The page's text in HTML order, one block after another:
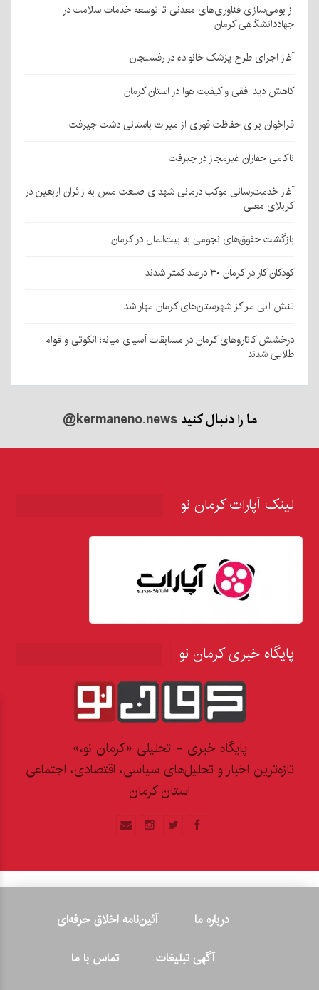
از بومی‌سازی فناوری‌های معدنی تا توسعه خدمات سلامت در
جهاددانشگاهی کرمان
آغاز اجرای طرح پزشک خانواده در رفسنجان
کاهش دید افقی و کیفیت هوا در استان کرمان
فراخوان برای حفاظت فوری از میراث باستانی دشت جیرفت
ناکامی حفاران غیرمجاز در جیرفت
آغاز خدمت‌رسانی موکب درمانی شهدای صنعت مس به زائران اربعین در
کربلای معلی
بازگشت حقوق‌های نجومی به بیت‌المال در کرمان
کودکان کار در کرمان ۳۰ درصد کمتر شدند
تنش آبی مراکز شهرستان‌های کرمان مهار شد
درخشش کاتاروهای کرمان در مسابقات آسیای میانه؛ انکوتی و قوام
طلایی شدند
ما را دنبال کنید@kermaneno.news
لینک آپارات کرمان نو
پایگاه خبری کرمان نو
پایگاه خبری - تحلیلی «کرمان نو،»
تازه‌ترین اخبار و تحلیل‌های سیاسی، اقتصادی، اجتماعی
استان کرمان
درباره ما
آئین‌نامه اخلاق حرفه‌ای
آگهی تبلیغات
تماس با ما